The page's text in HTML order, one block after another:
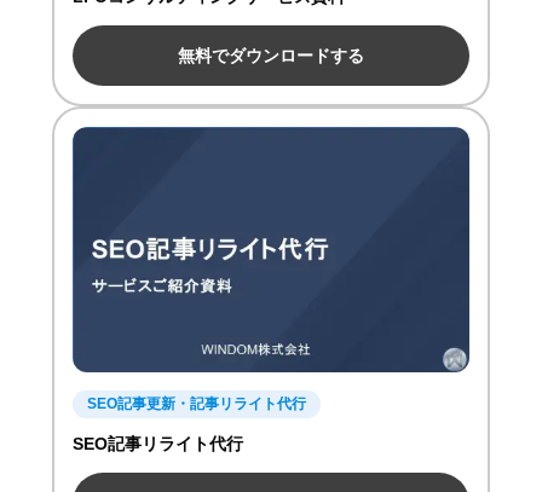
無料でダウンロードする
SEO記事更新・記事リライト代行
SEO記事リライト代行